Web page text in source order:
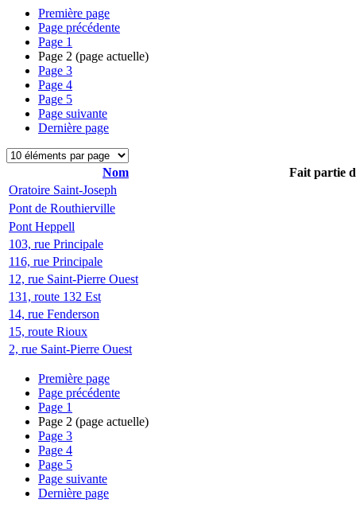
Première page
Page précédente
Page 1
Page 2 (page actuelle)
Page 3
Page 4
Page 5
Page suivante
Dernière page
Nom
Fait partie
Oratoire Saint-Joseph
Pont de Routhierville
Pont Heppell
103, rue Principale
116, rue Principale
12, rue Saint-Pierre Ouest
131, route 132 Est
14, rue Fenderson
15, route Rioux
2, rue Saint-Pierre Ouest
Première page
Page précédente
Page 1
Page 2 (page actuelle)
Page 3
Page 4
Page 5
Page suivante
Dernière page